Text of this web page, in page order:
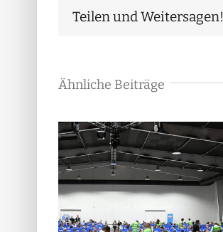
Teilen und Weitersagen!
Ähnliche Beiträge